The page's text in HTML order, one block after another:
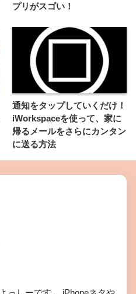
プリがスゴい！
通知をタップしていくだけ！
iWorkspaceを使って、家に
帰るメールをさらにカンタン
に送る方法